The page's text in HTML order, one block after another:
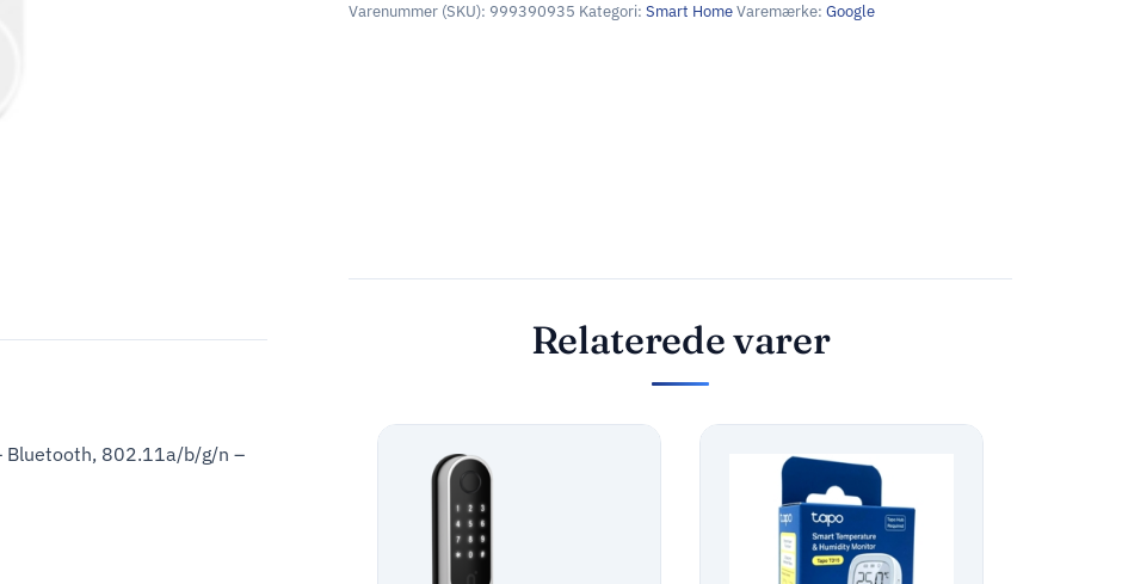
Varenummer (SKU): 999390935 Kategori: Smart HomeVaremærke: Google
Bluetooth, 802.11a/b/g/n –
Relaterede varer